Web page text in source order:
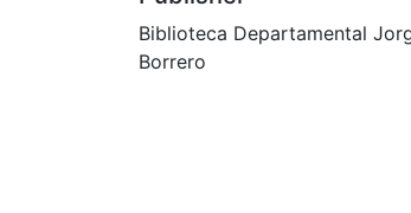
Biblioteca Departamental
Borrero